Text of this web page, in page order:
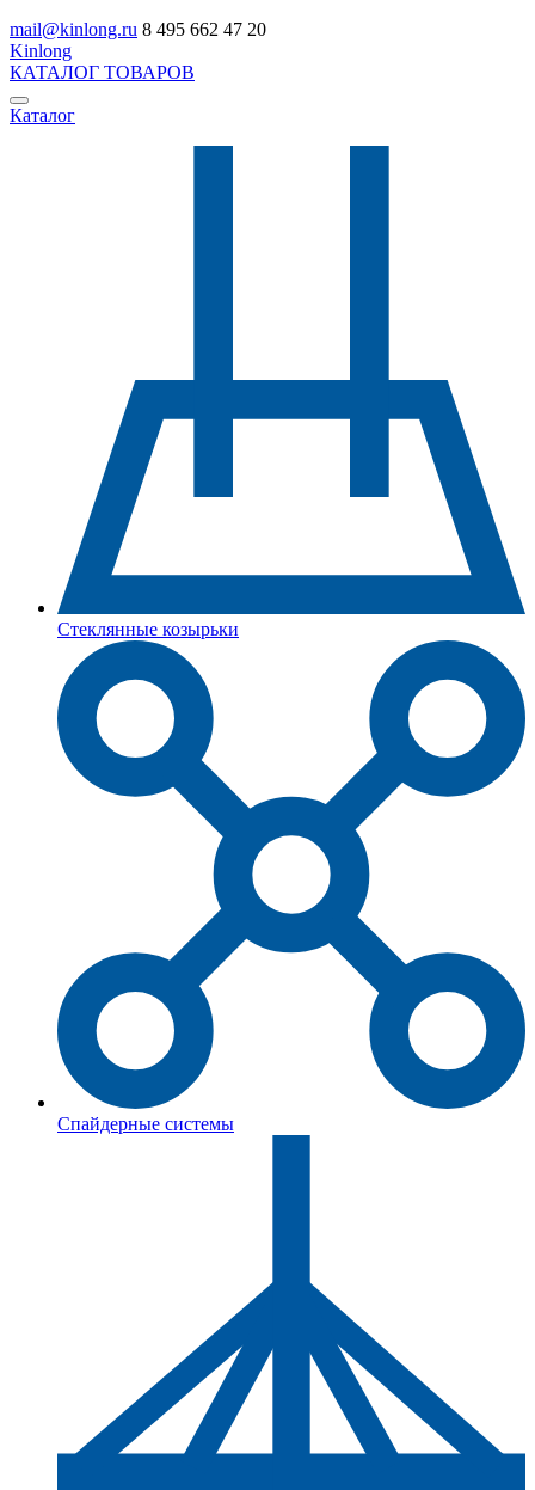
mail@kinlong.ru 8 495 662 47 20
Kinlong
КАТАЛОГ ТОВАРОВ
Каталог
Стеклянные козырьки
Спайдерные системы